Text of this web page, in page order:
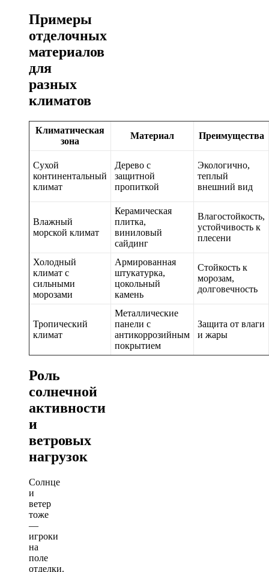
Примеры
отделочных
материалов
для
разных
климатов
Климатическая
зона
Материал Преимущества
Сухой
континентальный
климат
Дерево с
защитной
пропиткой
Экологично,
теплый
внешний вид
Влажный
морской климат
Керамическая
плитка,
виниловый
сайдинг
Влагостойкость,
устойчивость к
плесени
Холодный
климат с
сильными
морозами
Армированная
штукатурка,
цокольный
камень
Стойкость к
морозам,
долговечность
Тропический
климат
Металлические
панели с
антикоррозийным
покрытием
Защита от влаги
и жары
Роль
солнечной
активности
и
ветровых
нагрузок
Солнце
и
ветер
тоже
—
игроки
на
поле
отделки.